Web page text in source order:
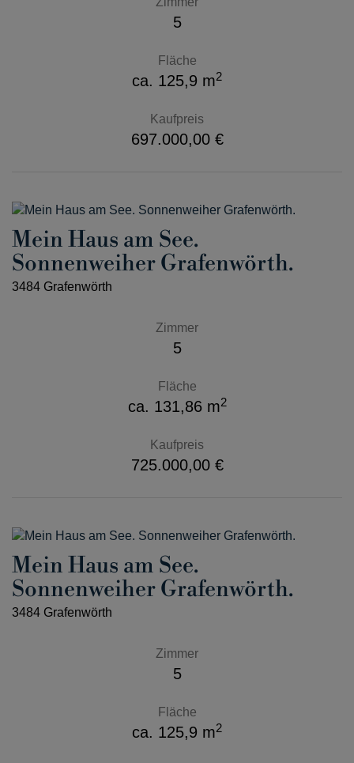
5
Fläche
ca. 125,9 m2
Kaufpreis
697.000,00 €
Mein Haus am See.
Sonnenweiher Grafenwörth.
3484 Grafenwörth
Zimmer
5
Fläche
ca. 131,86 m2
Kaufpreis
725.000,00 €
Mein Haus am See.
Sonnenweiher Grafenwörth.
3484 Grafenwörth
Zimmer
5
Fläche
ca. 125,9 m2